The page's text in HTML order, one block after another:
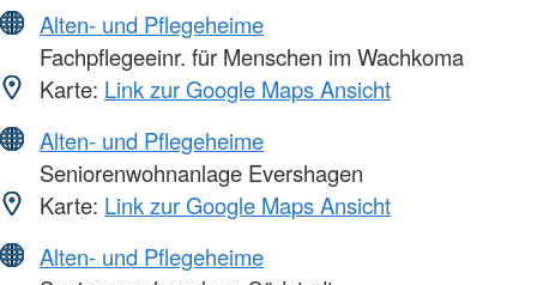
Alten- und Pflegeheime
Fachpflegeeinr. für Menschen im Wachkoma
Karte: Link zur Google Maps Ansicht
Alten- und Pflegeheime
Seniorenwohnanlage Evershagen
Karte: Link zur Google Maps Ansicht
Alten- und Pflegeheime